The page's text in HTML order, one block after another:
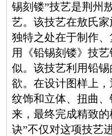
锡刻镂”技艺是荆州
艺。该技艺在敖氏
独特之处在于制作
用《铅锡刻镂》技
似。该技艺利用铅
欲。在设计图样上
纹饰和立体、扭曲
来，最终完成精致
诀”不仅对这项技艺